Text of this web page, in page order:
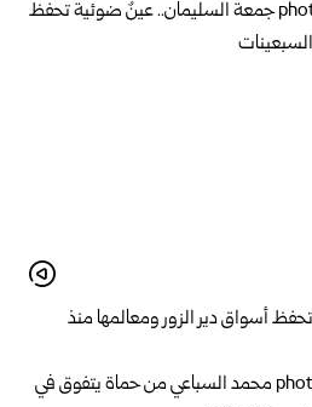
أسواق دير الزور ومعالمها منذ